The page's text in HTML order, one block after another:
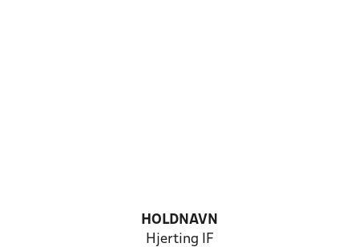
HOLDNAVN
Hjerting IF